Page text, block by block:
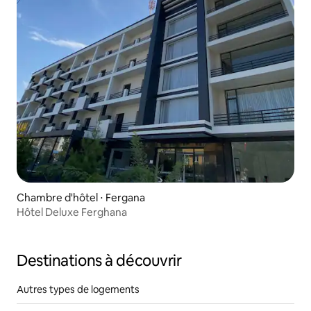
Chambre d'hôtel ⋅ Fergana
Hôtel Deluxe Ferghana
Destinations à découvrir
Autres types de logements